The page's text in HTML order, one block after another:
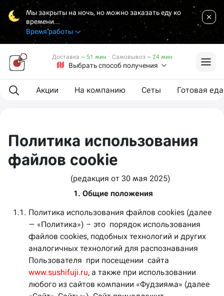
Мы закрыты на ночь, но можно заказать еду ко
времени...
Время работы
Выбрать способ получения
Доставка ~ 51 мин · Самовывоз ~ 24 мин
Акции На компанию Сеты Готовая еда
Политика использования
файлов cookie
(редакция от 30 мая 2025)
1. Общие положения
1.1. Политика использования файлов cookies (далее
— «Политика») – это порядок использования
файлов cookies, подобных технологий и других
аналогичных технологий для распознавания
Пользователя при посещении сайта
www.sushifuji.ru, а также при использовании
любого из сайтов компании «Фудзияма» (далее